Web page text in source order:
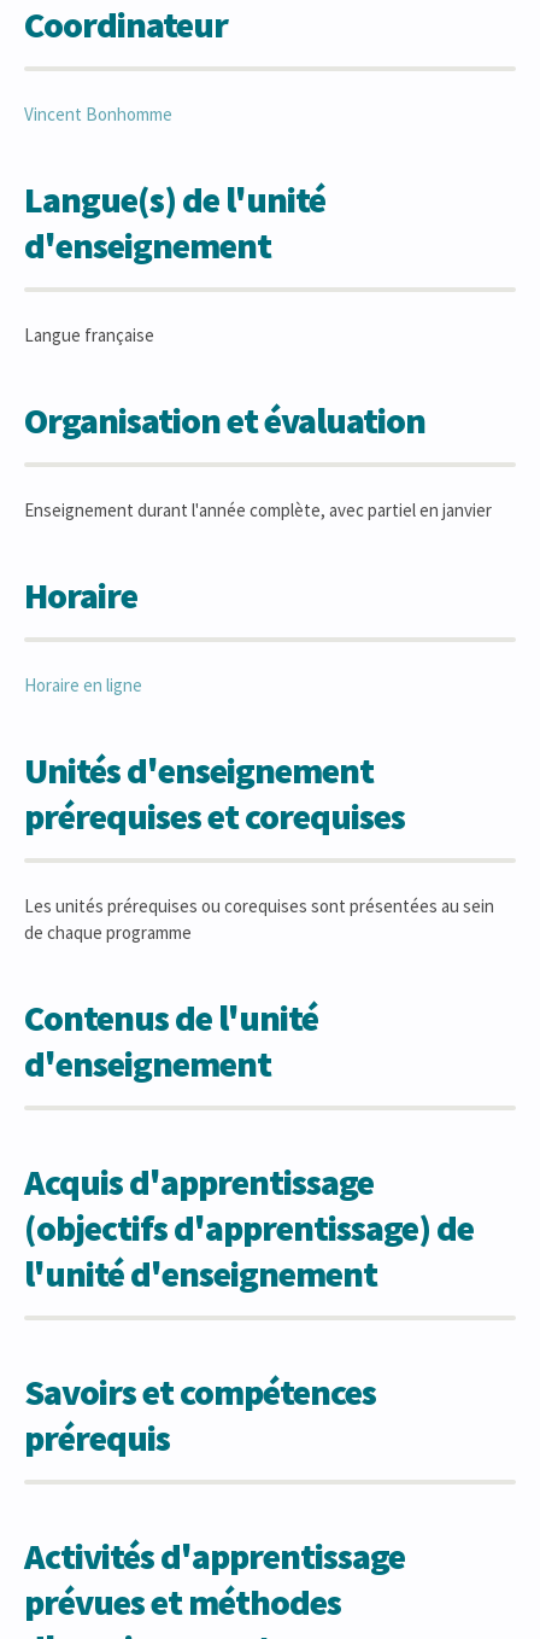
Coordinateur
Vincent Bonhomme
Langue(s) de l'unité
d'enseignement
Langue française
Organisation et évaluation
Enseignement durant l'année complète, avec partiel en janvier
Horaire
Horaire en ligne
Unités d'enseignement
prérequises et corequises
Les unités prérequises ou corequises sont présentées au sein
de chaque programme
Contenus de l'unité
d'enseignement
Acquis d'apprentissage
(objectifs d'apprentissage) de
l'unité d'enseignement
Savoirs et compétences
prérequis
Activités d'apprentissage
prévues et méthodes